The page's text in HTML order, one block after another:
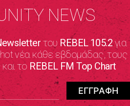
NEWS
τουREBEL 105.2για
νέα κάθε εβδομάδας, τους
το REBEL FM Top Chart